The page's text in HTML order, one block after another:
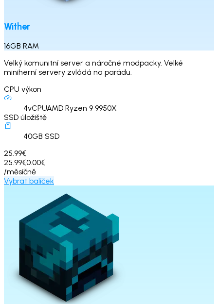
Wither
16GB RAM
Velký komunitní server a náročné modpacky. Velké
miniherní servery zvládá na parádu.
CPU výkon
4vCPUAMD Ryzen 9 9950X
SSD úložiště
40GB SSD
25.99€
25.99€0.00€
/měsíčně
Vybrat balíček